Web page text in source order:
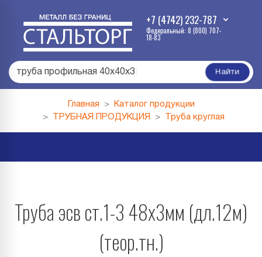
+7 (4742) 232-787
Федеральный: 8 (800) 707-
18-83
труба профильная 40х40х3 Найти
Главная
Каталог продукции
ТРУБНАЯ ПРОДУКЦИЯ
Труба круглая
Труба эсв ст.1-3 48х3мм (дл.12м)
(теор.тн.)